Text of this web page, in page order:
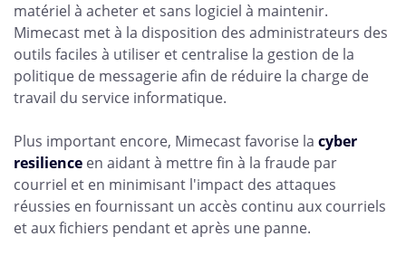
matériel à acheter et sans logiciel à maintenir.
Mimecast met à la disposition des administrateurs des
outils faciles à utiliser et centralise la gestion de la
politique de messagerie afin de réduire la charge de
travail du service informatique.
Plus important encore, Mimecast favorise la cyber
resilience en aidant à mettre fin à la fraude par
courriel et en minimisant l'impact des attaques
réussies en fournissant un accès continu aux courriels
et aux fichiers pendant et après une panne.